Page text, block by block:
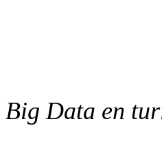
Big Data en